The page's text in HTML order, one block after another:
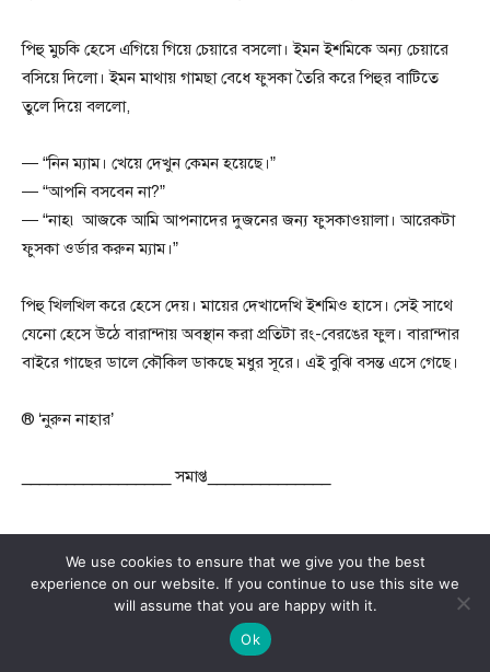
পিহু মুচকি হেসে এগিয়ে গিয়ে চেয়ারে বসলো। ইমন ইশমিকে অন্য চেয়ারে
বসিয়ে দিলো। ইমন মাথায় গামছা বেধে ফুসকা তৈরি করে পিহুর বাটিতে
তুলে দিয়ে বললো,
— “নিন ম্যাম। খেয়ে দেখুন কেমন হয়েছে।”
— “আপনি বসবেন না?”
— “নাহ৷ আজকে আমি আপনাদের দুজনের জন্য ফুসকাওয়ালা। আরেকটা
ফুসকা ওর্ডার করুন ম্যাম।”
পিহু খিলখিল করে হেসে দেয়। মায়ের দেখাদেখি ইশমিও হাসে। সেই সাথে
যেনো হেসে উঠে বারান্দায় অবস্থান করা প্রতিটা রং-বেরঙের ফুল। বারান্দার
বাইরে গাছের ডালে কৌকিল ডাকছে মধুর সূরে। এই বুঝি বসন্ত এসে গেছে।
® ‘নুরুন নাহার’
_________________ সমাপ্ত______________
We use cookies to ensure that we give you the best
experience on our website. If you continue to use this site we
will assume that you are happy with it.
Ok